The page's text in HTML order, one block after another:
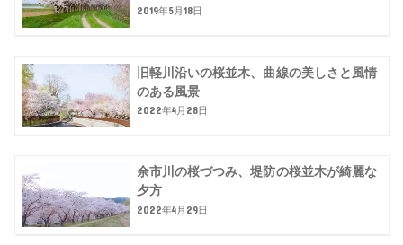
2019年5月18日
旧軽川沿いの桜並木、曲線の美しさと風情
のある風景
2022年4月28日
余市川の桜づつみ、堤防の桜並木が綺麗な
夕方
2022年4月29日